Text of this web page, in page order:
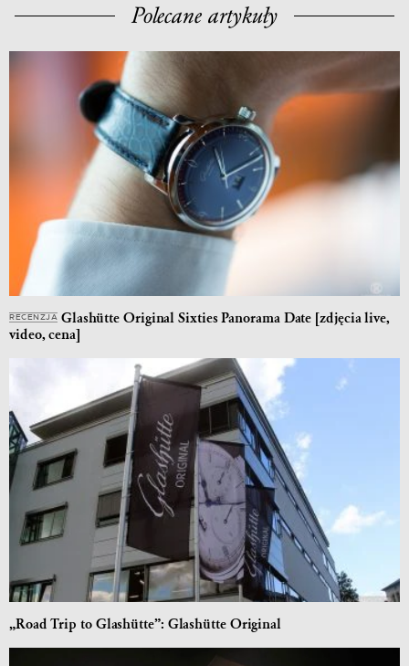
Polecane artykuły
RECENZJA Glashütte Original Sixties Panorama Date [zdjęcia live,
video, cena]
„Road Trip to Glashütte”: Glashütte Original